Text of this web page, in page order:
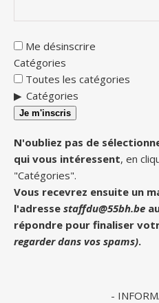
Me désinscrire
Catégories
Toutes les catégories
Catégories
Je m'inscris
N'oubliez pas de
qui vous intéressent, en
"Catégories".
Vous recevrez ensuite un
l'adresse staffdu@55bh.be
répondre pour finaliser
regarder dans vos spams).
-